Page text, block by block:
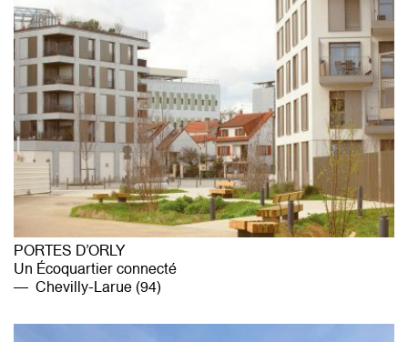
PORTES D’ORLY
Un Écoquartier connecté
Chevilly-Larue (94)